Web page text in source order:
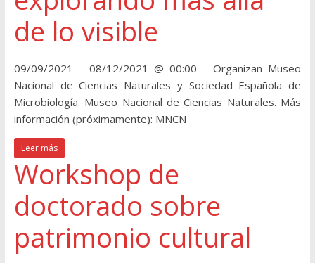
de lo visible
09/09/2021 – 08/12/2021 @ 00:00 – Organizan Museo
Nacional de Ciencias Naturales y Sociedad Española de
Microbiología. Museo Nacional de Ciencias Naturales. Más
información (próximamente): MNCN
Leer más
Workshop de
doctorado sobre
patrimonio cultural